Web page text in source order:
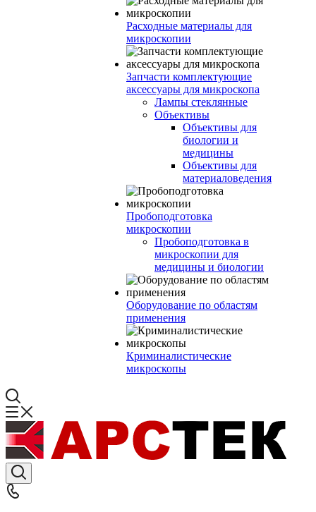
Расходные материалы для
микроскопии
Запчасти комплектующие
аксессуары для микроскопа
Лампы стеклянные
Объективы
Объективы для
биологии и
медицины
Объективы для
материаловедения
Пробоподготовка
микроскопии
Пробоподготовка в
микроскопии для
медицины и биологии
Оборудование по областям
применения
Криминалистические
микроскопы